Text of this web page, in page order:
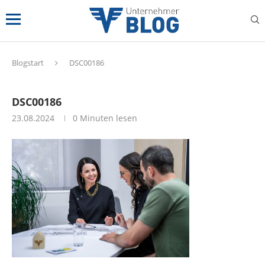
Blogstart DSC00186
DSC00186
23.08.2024 0 Minuten lesen